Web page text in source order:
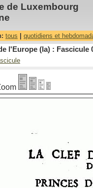
de Luxembourg
tous quotidiens et
l'Europe (la) : Fascicule